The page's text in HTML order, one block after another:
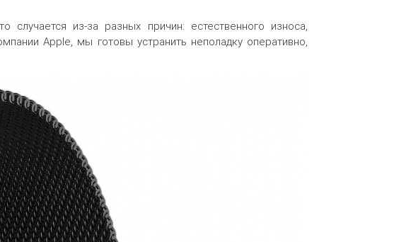
из-за разных причин: естественного износа,
Apple, мы готовы устранить неполадку оперативно,